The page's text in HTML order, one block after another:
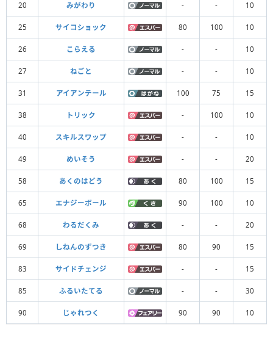
20 みがわり - - 10
25 サイコショック 80 100 10
26 こらえる - - 10
27 ねごと - - 10
31 アイアンテール 100 75 15
38 トリック - 100 10
40 スキルスワップ - - 10
49 めいそう - - 20
58 あくのはどう 80 100 15
65 エナジーボール 90 100 10
68 わるだくみ - - 20
69 しねんのずつき 80 90 15
83 サイドチェンジ - - 15
85 ふるいたてる - - 30
90 じゃれつく 90 90 10